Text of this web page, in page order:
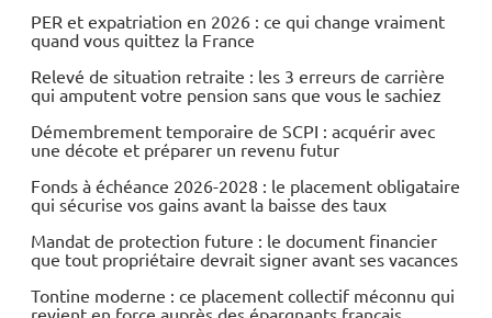
PER et expatriation en 2026 : ce qui change vraiment
quand vous quittez la France
Relevé de situation retraite : les 3 erreurs de carrière
qui amputent votre pension sans que vous le sachiez
Démembrement temporaire de SCPI : acquérir avec
une décote et préparer un revenu futur
Fonds à échéance 2026-2028 : le placement obligataire
qui sécurise vos gains avant la baisse des taux
Mandat de protection future : le document financier
que tout propriétaire devrait signer avant ses vacances
Tontine moderne : ce placement collectif méconnu qui
revient en force auprès des épargnants français